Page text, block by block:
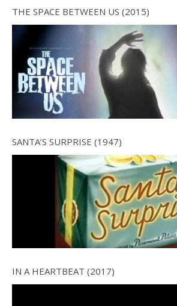
THE SPACE BETWEEN US (2015)
SANTA’S SURPRISE (1947)
IN A HEARTBEAT (2017)